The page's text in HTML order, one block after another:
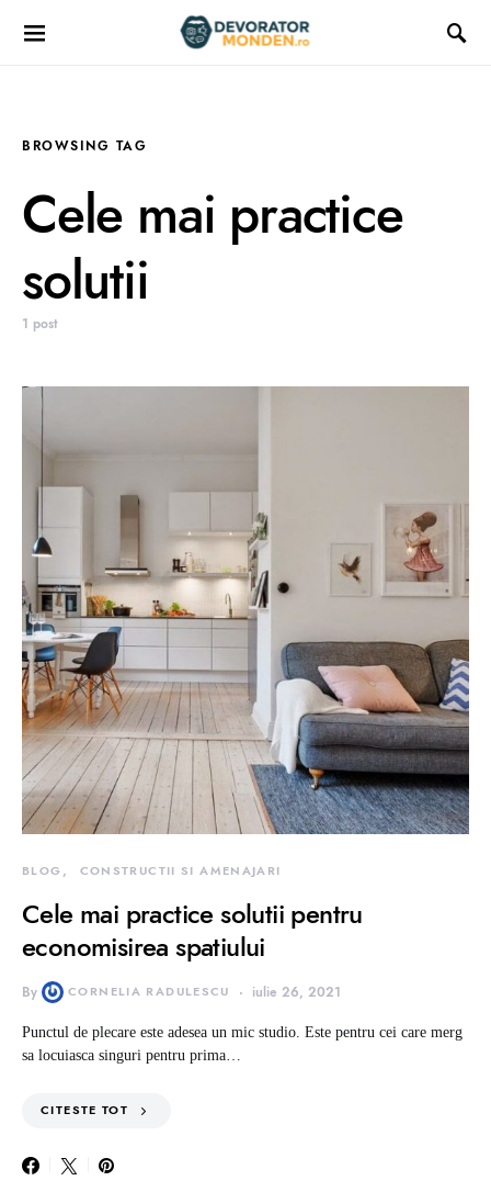
BROWSING TAG
Cele mai practice
solutii
1 post
BLOG CONSTRUCTII SI AMENAJARI
Cele mai practice solutii pentru
economisirea spatiului
By CORNELIA RADULESCU iulie 26, 2021
Punctul de plecare este adesea un mic studio. Este pentru cei care merg
sa locuiasca singuri pentru prima…
CITESTE TOT